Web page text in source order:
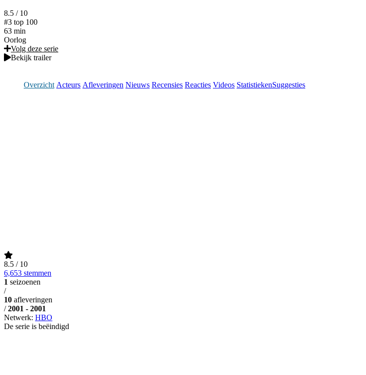
8.5 / 10
#3 top 100
63 min
Oorlog
Volg deze serie
Bekijk trailer
Overzicht Acteurs Afleveringen Nieuws Recensies Reacties Videos StatistiekenSuggesties
8.5 / 10
6,653 stemmen
1 seizoenen
/
10 afleveringen
/ 2001 - 2001
Netwerk: HBO
De serie is beëindigd